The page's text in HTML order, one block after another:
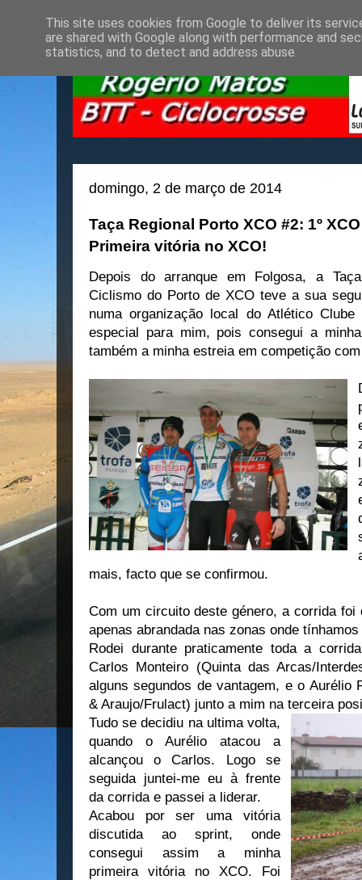
domingo, 2 de março de 2014
Taça Regional Porto XCO #2: 1º
Primeira vitória no XCO!
Depois do arranque em Folgosa, a
Ciclismo do Porto de XCO teve a sua
numa organização local do Atlético
especial para mim, pois consegui a
também a minha estreia em competição
mais, facto que se confirmou.
Com um circuito deste género, a corrida foi
apenas abrandada nas zonas onde
Rodei durante praticamente toda a
Carlos Monteiro (Quinta das Arcas/
alguns segundos de vantagem, e o Aurélio
& Araujo/Frulact) junto a mim na terceira
Tudo se decidiu na ultima volta,
quando o Aurélio atacou a
alcançou o Carlos. Logo se
seguida juntei-me eu à frente
da corrida e passei a liderar.
Acabou por ser uma vitória
discutida ao sprint, onde
consegui assim a minha
primeira vitória no XCO. Foi
This site uses cookies from Google to deliver its
are shared with Google along with performance and
statistics, and to detect and address abuse.